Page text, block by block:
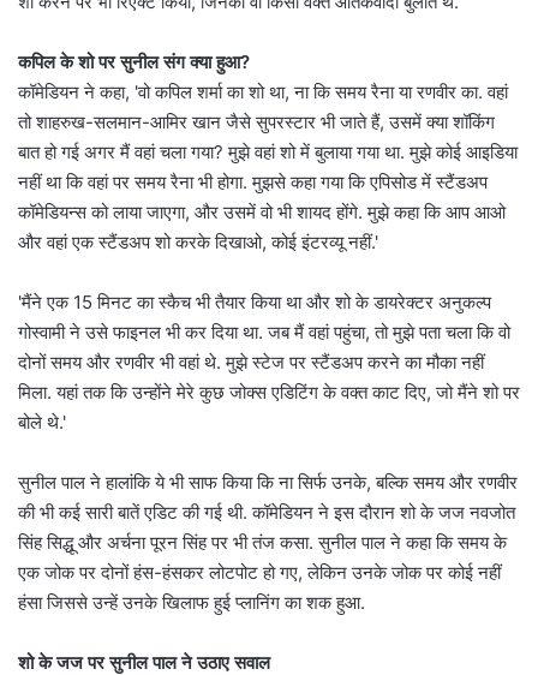
कपिल के शो पर सुनील संग क्या हुआ?
कॉमेडियन ने कहा, 'वो कपिल शर्मा का शो था, ना कि समय रैना या रणवीर का. वहां
तो शाहरुख-सलमान-आमिर खान जैसे सुपरस्टार भी जाते हैं, उसमें क्या शॉकिंग
बात हो गई अगर मैं वहां चला गया? मुझे वहां शो में बुलाया गया था. मुझे कोई आइडिया
नहीं था कि वहां पर समय रैना भी होगा. मुझसे कहा गया कि एपिसोड में स्टैंडअप
कॉमेडियन्स को लाया जाएगा, और उसमें वो भी शायद होंगे. मुझे कहा कि आप आओ
और वहां एक स्टैंडअप शो करके दिखाओ, कोई इंटरव्यू नहीं.'
'मैंने एक 15 मिनट का स्कैच भी तैयार किया था और शो के डायरेक्टर अनुकल्प
गोस्वामी ने उसे फाइनल भी कर दिया था. जब मैं वहां पहुंचा, तो मुझे पता चला कि वो
दोनों समय और रणवीर भी वहां थे. मुझे स्टेज पर स्टैंडअप करने का मौका नहीं
मिला. यहां तक कि उन्होंने मेरे कुछ जोक्स एडिटिंग के वक्त काट दिए, जो मैंने शो पर
बोले थे.'
सुनील पाल ने हालांकि ये भी साफ किया कि ना सिर्फ उनके, बल्कि समय और रणवीर
की भी कई सारी बातें एडिट की गई थी. कॉमेडियन ने इस दौरान शो के जज नवजोत
सिंह सिद्धू और अर्चना पूरन सिंह पर भी तंज कसा. सुनील पाल ने कहा कि समय के
एक जोक पर दोनों हंस-हंसकर लोटपोट हो गए, लेकिन उनके जोक पर कोई नहीं
हंसा जिससे उन्हें उनके खिलाफ हुई प्लानिंग का शक हुआ.
शो के जज पर सुनील पाल ने उठाए सवाल